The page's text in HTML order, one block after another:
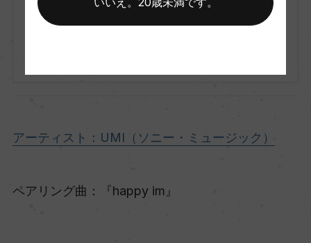
アーティスト：UMI（ソニー・ミュージック）
ペアリング曲：『happy im』
いいえ。20歳未満です。